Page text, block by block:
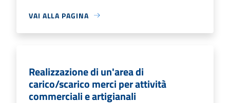
VAI ALLA PAGINA
Realizzazione di un'area di
carico/scarico merci per attività
commerciali e artigianali